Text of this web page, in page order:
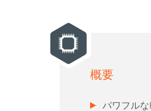
概要
パワフル